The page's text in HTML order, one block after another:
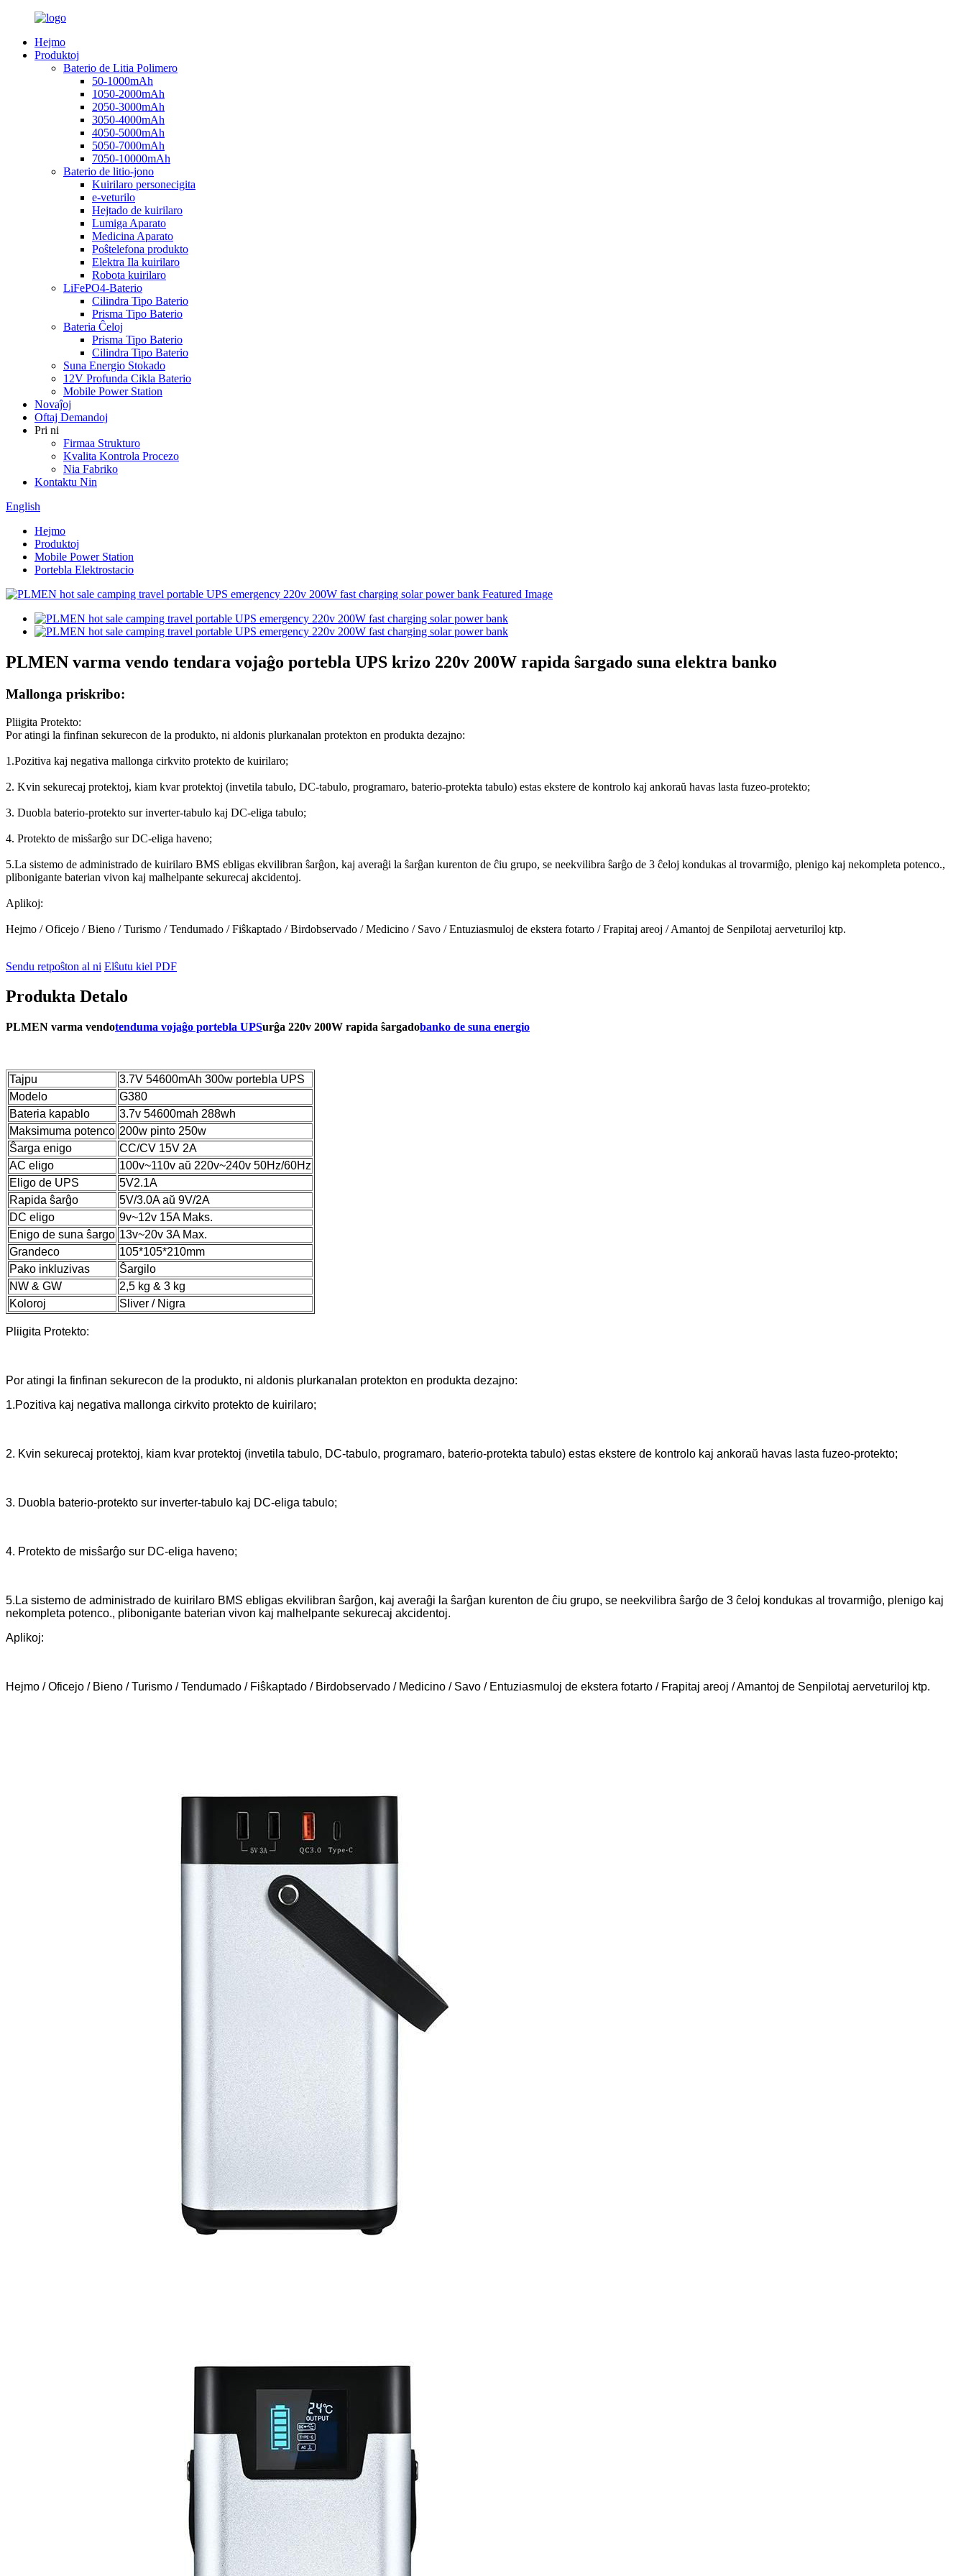
Hejmo
Produktoj
Baterio de Litia Polimero
50-1000mAh
1050-2000mAh
2050-3000mAh
3050-4000mAh
4050-5000mAh
5050-7000mAh
7050-10000mAh
Baterio de litio-jono
Kuirilaro personecigita
e-veturilo
Hejtado de kuirilaro
Lumiga Aparato
Medicina Aparato
Poŝtelefona produkto
Elektra Ila kuirilaro
Robota kuirilaro
LiFePO4-Baterio
Cilindra Tipo Baterio
Prisma Tipo Baterio
Bateria Ĉeloj
Prisma Tipo Baterio
Cilindra Tipo Baterio
Suna Energio Stokado
12V Profunda Cikla Baterio
Mobile Power Station
Novaĵoj
Oftaj Demandoj
Pri ni
Firmaa Strukturo
Kvalita Kontrola Procezo
Nia Fabriko
Kontaktu Nin
English
Hejmo
Produktoj
Mobile Power Station
Portebla Elektrostacio
PLMEN varma vendo tendara vojaĝo portebla UPS krizo 220v 200W rapida ŝargado suna elektra banko
Mallonga priskribo:
Pliigita Protekto:
Por atingi la finfinan sekurecon de la produkto, ni aldonis plurkanalan protekton en produkta dezajno:
1.Pozitiva kaj negativa mallonga cirkvito protekto de kuirilaro;
2. Kvin sekurecaj protektoj, kiam kvar protektoj (invetila tabulo, DC-tabulo, programaro, baterio-protekta tabulo) estas ekstere de kontrolo kaj ankoraŭ havas lasta fuzeo-protekto;
3. Duobla baterio-protekto sur inverter-tabulo kaj DC-eliga tabulo;
4. Protekto de misŝarĝo sur DC-eliga haveno;
5.La sistemo de administrado de kuirilaro BMS ebligas ekvilibran ŝarĝon, kaj averaĝi la ŝarĝan kurenton de ĉiu grupo, se neekvilibra ŝarĝo de 3 ĉeloj kondukas al trovarmiĝo, plenigo kaj nekompleta potenco.,
plibonigante baterian vivon kaj malhelpante sekurecaj akcidentoj.
Aplikoj:
Hejmo / Oficejo / Bieno / Turismo / Tendumado / Fiŝkaptado / Birdobservado / Medicino / Savo / Entuziasmuloj de ekstera fotarto / Frapitaj areoj / Amantoj de Senpilotaj aerveturiloj ktp.
Sendu retpoŝton al ni Elŝutu kiel PDF
Produkta Detalo
PLMEN varma vendotenduma vojaĝo portebla UPSurĝa 220v 200W rapida ŝargadobanko de suna energio
Tajpu
3.7V 54600mAh 300w portebla UPS
Modelo
G380
Bateria kapablo
3.7v 54600mah 288wh
Maksimuma potenco 200w pinto 250w
Ŝarga enigo
CC/CV 15V 2A
AC eligo
100v~110v aŭ 220v~240v 50Hz/60Hz
Eligo de UPS
5V2.1A
Rapida ŝarĝo
5V/3.0A aŭ 9V/2A
DC eligo
9v~12v 15A Maks.
Enigo de suna ŝargo 13v~20v 3A Max.
Grandeco
105*105*210mm
Pako inkluzivas
Ŝargilo
NW & GW
2,5 kg & 3 kg
Koloroj
Sliver / Nigra
Pliigita Protekto:
Por atingi la finfinan sekurecon de la produkto, ni aldonis plurkanalan protekton en produkta dezajno:
1.Pozitiva kaj negativa mallonga cirkvito protekto de kuirilaro;
2. Kvin sekurecaj protektoj, kiam kvar protektoj (invetila tabulo, DC-tabulo, programaro, baterio-protekta tabulo) estas ekstere de kontrolo kaj ankoraŭ havas lasta fuzeo-protekto;
3. Duobla baterio-protekto sur inverter-tabulo kaj DC-eliga tabulo;
4. Protekto de misŝarĝo sur DC-eliga haveno;
5.La sistemo de administrado de kuirilaro BMS ebligas ekvilibran ŝarĝon, kaj averaĝi la ŝarĝan kurenton de ĉiu grupo, se neekvilibra ŝarĝo de 3 ĉeloj kondukas al trovarmiĝo, plenigo kaj
nekompleta potenco., plibonigante baterian vivon kaj malhelpante sekurecaj akcidentoj.
Aplikoj:
Hejmo / Oficejo / Bieno / Turismo / Tendumado / Fiŝkaptado / Birdobservado / Medicino / Savo / Entuziasmuloj de ekstera fotarto / Frapitaj areoj / Amantoj de Senpilotaj aerveturiloj ktp.